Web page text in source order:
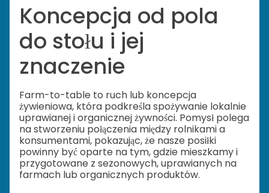
Koncepcja od pola
do stołu i jej
znaczenie
Farm-to-table to ruch lub koncepcja
żywieniowa, która podkreśla spożywanie lokalnie
uprawianej i organicznej żywności. Pomysł polega
na stworzeniu połączenia między rolnikami a
konsumentami, pokazując, że nasze posiłki
powinny być oparte na tym, gdzie mieszkamy i
przygotowane z sezonowych, uprawianych na
farmach lub organicznych produktów.